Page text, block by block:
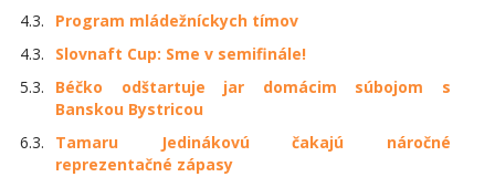
4.3.
Program mládežníckych tímov
4.3.
Slovnaft Cup: Sme v semifinále!
5.3.
Béčko odštartuje jar domácim súbojom s
Banskou Bystricou
6.3.
Tamaru Jedinákovú čakajú náročné
reprezentačné zápasy